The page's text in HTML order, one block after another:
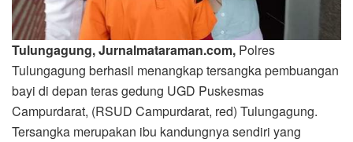
Tulungagung, Jurnalmataraman.com, Polres
Tulungagung berhasil menangkap tersangka pembuangan
bayi di depan teras gedung UGD Puskesmas
Campurdarat, (RSUD Campurdarat, red) Tulungagung.
Tersangka merupakan ibu kandungnya sendiri yang